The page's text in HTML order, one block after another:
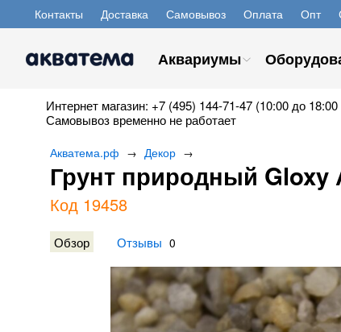
Контакты Доставка Самовывоз Оплата Опт
Аквариумы
Интернет магазин: +7 (495) 144-71-47 (10:00 до
Самовывоз временно не работает
Акватема.рф → Декор →
Грунт природный Gloxy
Код 19458
Обзор Отзывы 0